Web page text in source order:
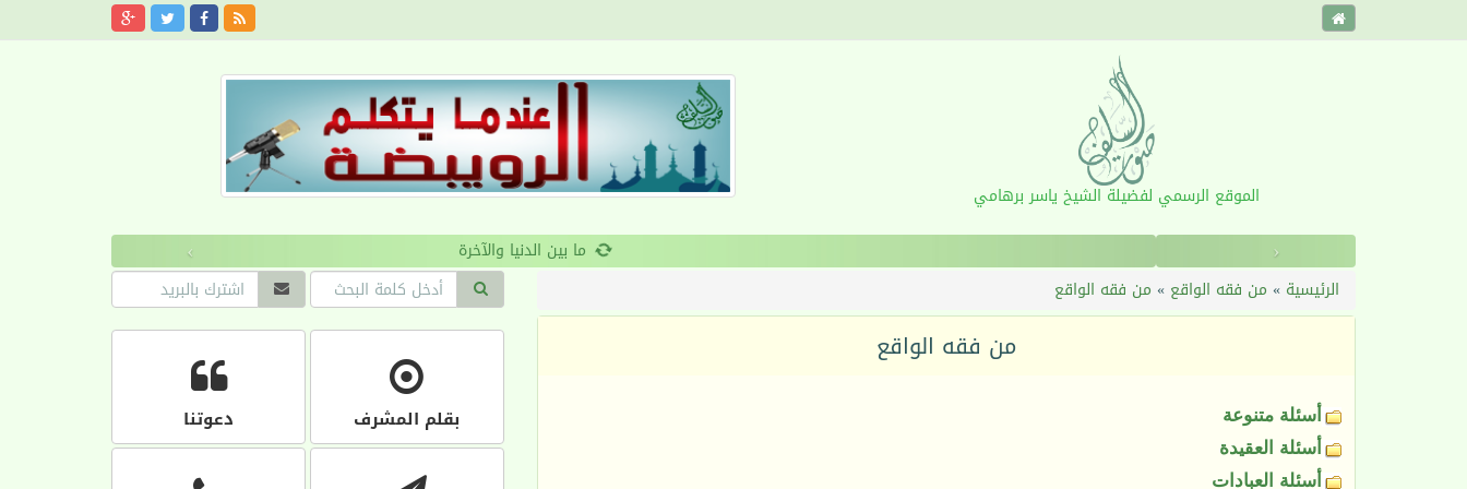
الموقع الرسمي لفضيلة الشيخ ياسر برهامي
‹
›
الرئيسية » من فقه الواقع » من فقه الواقع
من فقه الواقع
أسئلة متنوعة
أسئلة العقيدة
أسئلة العبادات
بقلم المشرف دعوتنا